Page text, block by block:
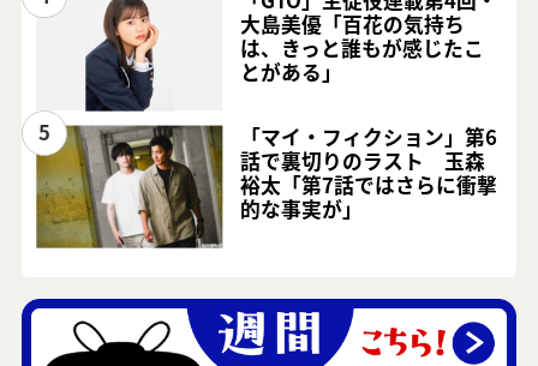
大島美優「百花の気持ち
は、きっと誰もが感じたこ
とがある」
5
「マイ・フィクション」第6
話で裏切りのラスト 玉森
裕太「第7話ではさらに衝撃
的な事実が」